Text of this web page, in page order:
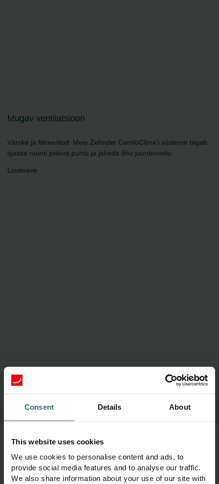
Consent Details About
This website uses cookies
We use cookies to personalise content and ads, to
provide social media features and to analyse our traffic.
We also share information about your use of our site with
Mugav ventilatsioon
Värske ja filtreeritud: Meie Zehnder ComfoClime'i süsteem tagab
igasse ruumi pideva puhta ja jaheda õhu juurdevoolu.
Lisateave
Täpsemalt: